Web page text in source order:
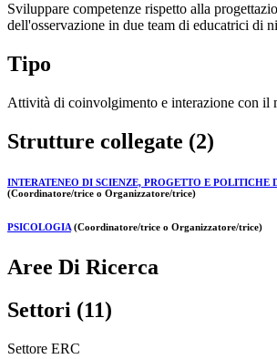
Sviluppare competenze rispetto alla
dell'osservazione in due team di educatrici di
Tipo
Attività di coinvolgimento e interazione con il
Strutture collegate (2)
INTERATENEO DI SCIENZE, PROGETTO E POLITICHE
(Coordinatore/trice o Organizzatore/trice)
PSICOLOGIA (Coordinatore/trice o Organizzatore/trice)
Aree Di Ricerca
Settori (11)
Settore ERC